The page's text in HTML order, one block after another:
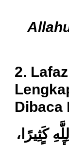
2.
Dibaca
كَثِيرًا،